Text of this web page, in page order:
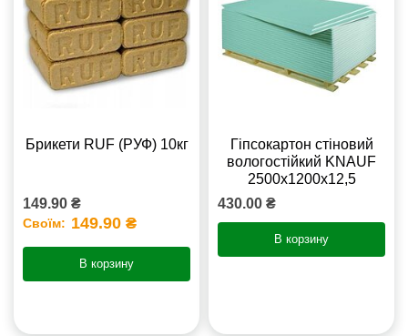
Брикети RUF (РУФ) 10кг
149.90 ₴
Своїм: 149.90 ₴
В корзину
Гіпсокартон стіновий
вологостійкий KNAUF
2500х1200х12,5
430.00 ₴
В корзину